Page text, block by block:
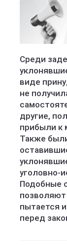
Среди
виде
не
другие,
прибыли к
Также
уголовно-
Подобные
позволяют
пытается
перед